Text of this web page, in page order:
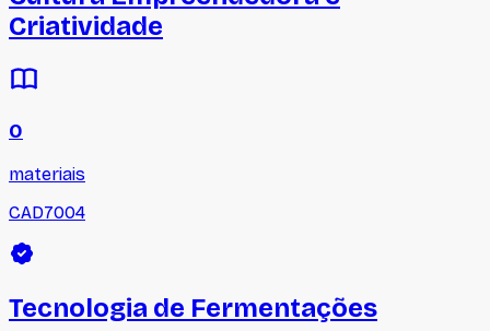
Criatividade
0
materiais
CAD7004
Tecnologia de Fermentações